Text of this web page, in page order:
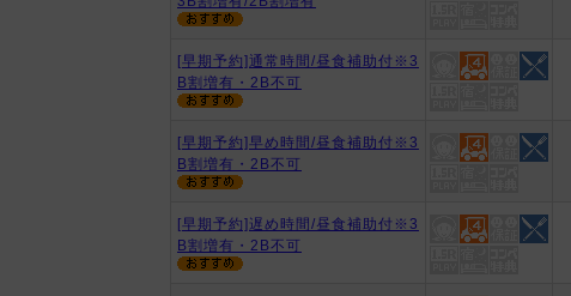
[早期予約]通常時間/昼食補助付※3
B割増有・2B不可
[早期予約]早め時間/昼食補助付※3
B割増有・2B不可
[早期予約]遅め時間/昼食補助付※3
B割増有・2B不可